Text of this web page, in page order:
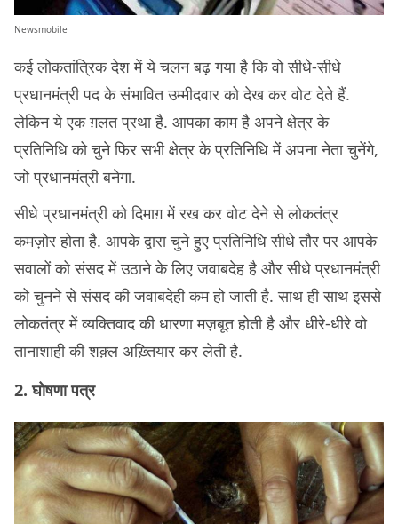
Newsmobile
कई लोकतांत्रिक देश में ये चलन बढ़ गया है कि वो सीधे-सीधे
प्रधानमंत्री पद के संभावित उम्मीदवार को देख कर वोट देते हैं.
लेकिन ये एक ग़लत प्रथा है. आपका काम है अपने क्षेत्र के
प्रतिनिधि को चुने फिर सभी क्षेत्र के प्रतिनिधि में अपना नेता चुनेंगे,
जो प्रधानमंत्री बनेगा.
सीधे प्रधानमंत्री को दिमाग़ में रख कर वोट देने से लोकतंत्र
कमज़ोर होता है. आपके द्वारा चुने हुए प्रतिनिधि सीधे तौर पर आपके
सवालों को संसद में उठाने के लिए जवाबदेह है और सीधे प्रधानमंत्री
को चुनने से संसद की जवाबदेही कम हो जाती है. साथ ही साथ इससे
लोकतंत्र में व्यक्तिवाद की धारणा मज़बूत होती है और धीरे-धीरे वो
तानाशाही की शक़्ल अख़्तियार कर लेती है.
2. घोषणा पत्र